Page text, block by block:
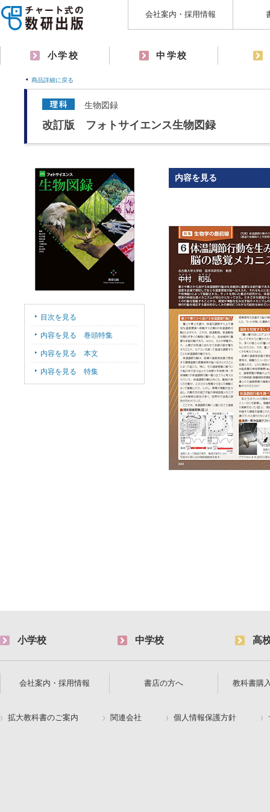
会社案内・採用情報
小学校 中学校
商品詳細に戻る
生物図録
改訂版 フォトサイエンス生物図録
内容を見る
目次を見る
内容を見る 巻頭特集
内容を見る 本文
内容を見る 特集
小学校 中学校 高
会社案内・採用情報 書店の方へ 教科書購
拡大教科書のご案内 関連会社 個人情報保護方針